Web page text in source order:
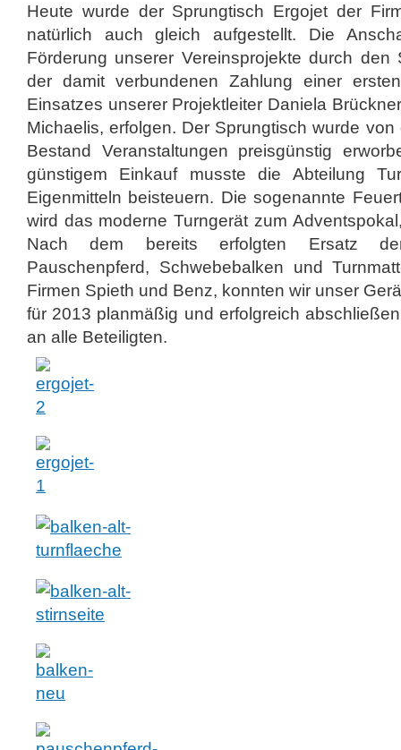
Heute wurde der Sprungtisch Ergojet der
natürlich auch gleich aufgestellt. Die
Förderung unserer Vereinsprojekte durch den
der damit verbundenen Zahlung einer
Einsatzes unserer Projektleiter Daniela
Michaelis, erfolgen. Der Sprungtisch wurde
Bestand Veranstaltungen preisgünstig
günstigem Einkauf musste die Abteilung
Eigenmitteln beisteuern. Die sogenannte
wird das moderne Turngerät zum
Nach dem bereits erfolgten Ersatz
Pauschenpferd, Schwebebalken und
Firmen Spieth und Benz, konnten wir unser
für 2013 planmäßig und erfolgreich
an alle Beteiligten.